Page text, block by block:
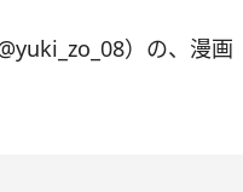
）の、漫画